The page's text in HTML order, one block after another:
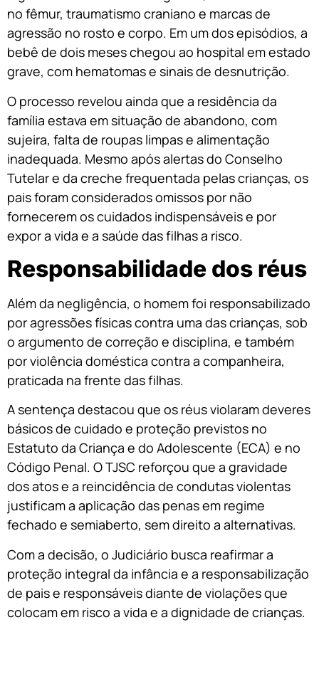
no fêmur, traumatismo craniano e marcas de
agressão no rosto e corpo. Em um dos episódios, a
bebê de dois meses chegou ao hospital em estado
grave, com hematomas e sinais de desnutrição.
O processo revelou ainda que a residência da
família estava em situação de abandono, com
sujeira, falta de roupas limpas e alimentação
inadequada. Mesmo após alertas do Conselho
Tutelar e da creche frequentada pelas crianças, os
pais foram considerados omissos por não
fornecerem os cuidados indispensáveis e por
expor a vida e a saúde das filhas a risco.
Responsabilidade dos réus
Além da negligência, o homem foi responsabilizado
por agressões físicas contra uma das crianças, sob
o argumento de correção e disciplina, e também
por violência doméstica contra a companheira,
praticada na frente das filhas.
A sentença destacou que os réus violaram deveres
básicos de cuidado e proteção previstos no
Estatuto da Criança e do Adolescente (ECA) e no
Código Penal. O TJSC reforçou que a gravidade
dos atos e a reincidência de condutas violentas
justificam a aplicação das penas em regime
fechado e semiaberto, sem direito a alternativas.
Com a decisão, o Judiciário busca reafirmar a
proteção integral da infância e a responsabilização
de pais e responsáveis diante de violações que
colocam em risco a vida e a dignidade de crianças.